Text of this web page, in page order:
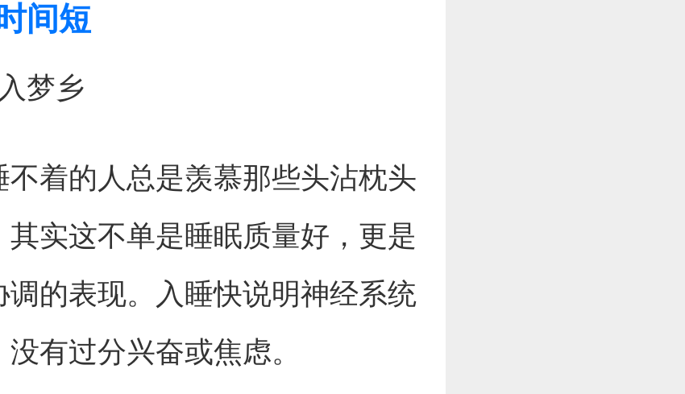
间短
梦乡
不着的人总是羡慕那些头沾枕头
其实这不单是睡眠质量好，更是
调的表现。入睡快说明神经系统
有过分兴奋或焦虑。